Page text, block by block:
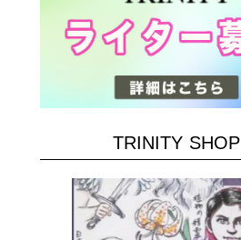
TRINITY SHOP